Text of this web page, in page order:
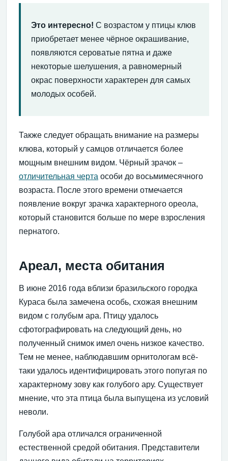
Это интересно! С возрастом у птицы клюв
приобретает менее чёрное окрашивание,
появляются сероватые пятна и даже
некоторые шелушения, а равномерный
окрас поверхности характерен для самых
молодых особей.
Также следует обращать внимание на размеры
клюва, который у самцов отличается более
мощным внешним видом. Чёрный зрачок –
отличительная черта особи до восьмимесячного
возраста. После этого времени отмечается
появление вокруг зрачка характерного ореола,
который становится больше по мере взросления
пернатого.
Ареал, места обитания
В июне 2016 года вблизи бразильского городка
Кураса была замечена особь, схожая внешним
видом с голубым ара. Птицу удалось
сфотографировать на следующий день, но
полученный снимок имел очень низкое качество.
Тем не менее, наблюдавшим орнитологам всё-
таки удалось идентифицировать этого попугая по
характерному зову как голубого ару. Существует
мнение, что эта птица была выпущена из условий
неволи.
Голубой ара отличался ограниченной
естественной средой обитания. Представители